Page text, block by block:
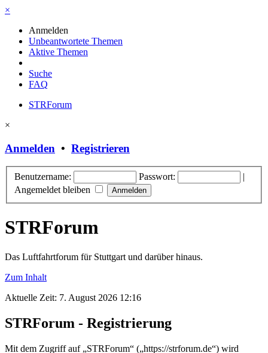
×
Anmelden
Unbeantwortete Themen
Aktive Themen
Suche
FAQ
STRForum
×
Anmelden • Registrieren
Benutzername: Passwort:
|
Angemeldet bleiben
STRForum
Das Luftfahrtforum für Stuttgart und darüber hinaus.
Zum Inhalt
Aktuelle Zeit: 7. August 2026 12:16
STRForum - Registrierung
Mit dem Zugriff auf „STRForum“ („https://strforum.de“) wird